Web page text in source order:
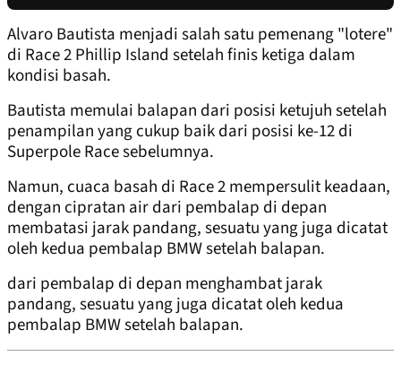
Alvaro Bautista menjadi salah satu pemenang "lotere"
di Race 2 Phillip Island setelah finis ketiga dalam
kondisi basah.
Bautista memulai balapan dari posisi ketujuh setelah
penampilan yang cukup baik dari posisi ke-12 di
Superpole Race sebelumnya.
Namun, cuaca basah di Race 2 mempersulit keadaan,
dengan cipratan air dari pembalap di depan
membatasi jarak pandang, sesuatu yang juga dicatat
oleh kedua pembalap BMW setelah balapan.
dari pembalap di depan menghambat jarak
pandang, sesuatu yang juga dicatat oleh kedua
pembalap BMW setelah balapan.